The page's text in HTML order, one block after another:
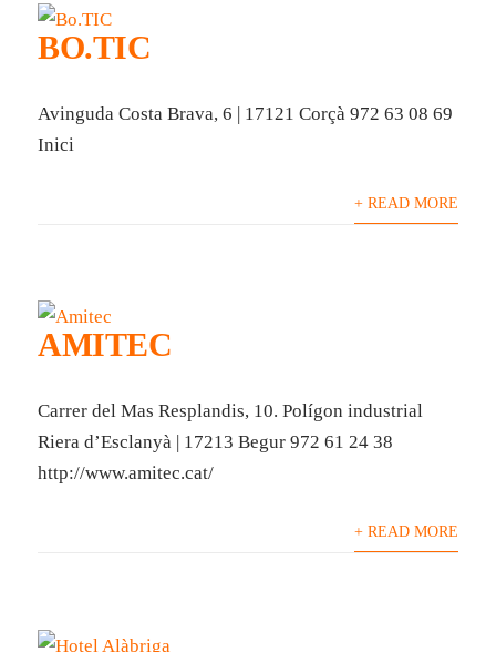
BO.TIC
Avinguda Costa Brava, 6 | 17121 Corçà 972 63 08 69
Inici
+ READ MORE
AMITEC
Carrer del Mas Resplandis, 10. Polígon industrial
Riera d’Esclanyà | 17213 Begur 972 61 24 38
http://www.amitec.cat/
+ READ MORE